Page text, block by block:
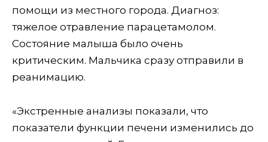
помощи из местного города. Диагноз:
тяжелое отравление парацетамолом.
Состояние малыша было очень
критическим. Мальчика сразу отправили в
реанимацию.
«Экстренные анализы показали, что
показатели функции печени изменились до